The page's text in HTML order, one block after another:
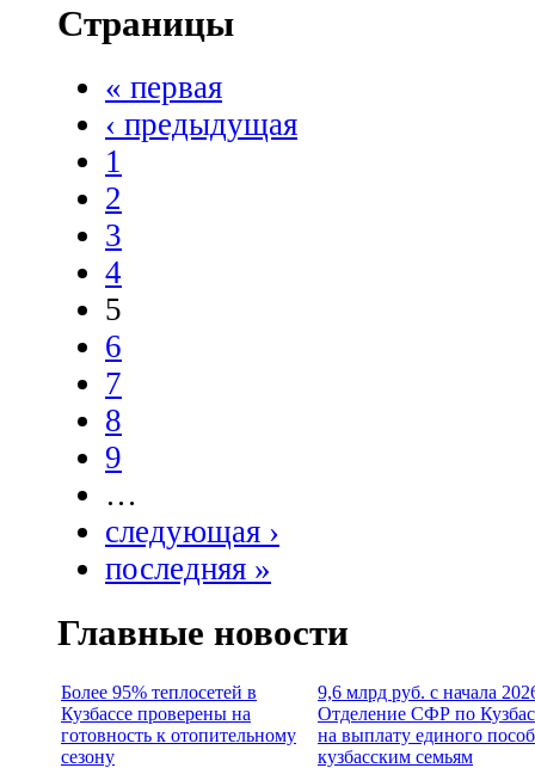
Страницы
« первая
‹ предыдущая
1
2
3
4
5
6
7
8
9
…
следующая ›
последняя »
Главные новости
Более 95% теплосетей в
Кузбассе проверены на
готовность к отопительному
сезону
9,6 млрд руб. с начала
Отделение СФР по
на выплату единого
кузбасским семьям